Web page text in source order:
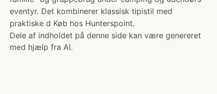
eventyr. Det kombinerer klassisk tipistil med
praktiske d Køb hos Hunterspoint.
Dele af indholdet på denne side kan være genereret
med hjælp fra AI.